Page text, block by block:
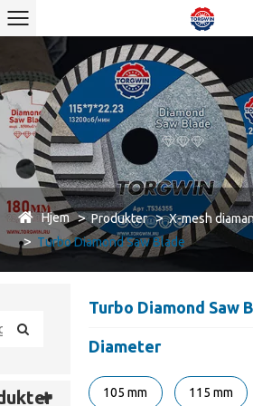
Hjem Produkter
X-mesh
Turbo Diamond Saw Blade
Turbo Diamond
Diameter
105 mm 115 mm